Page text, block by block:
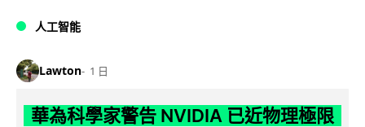
人工智能
Lawton 1 日
華為科學家警告 NVIDIA 已近物理極限